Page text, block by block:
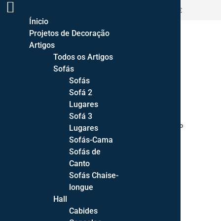
ENTREGA GRATUITA PORTUGAL CONTINENTAL >500€
Decoração/Quadros / Quadro Palmatorias Preto
Quadro Palmatorias
Preto
Ínicio
Projetos de Decoração
Artigos
Todos os Artigos
Sofás
Sofás
Sofá 2
Lugares
Sofá 3
Lugares
Sofás-Cama
Sofás de
Canto
Sofás Chaise-
longue
Hall
Cabides